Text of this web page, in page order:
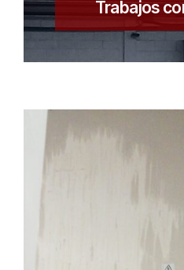
Trabajos